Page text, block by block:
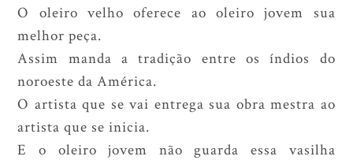
O oleiro velho oferece ao oleiro jovem sua
melhor peça.
Assim manda a tradição entre os índios do
noroeste da América.
O artista que se vai entrega sua obra mestra ao
artista que se inicia.
E o oleiro jovem não guarda essa vasilha